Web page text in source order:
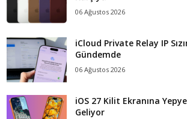
06 Ağustos 2026
iCloud Private Relay IP
Gündemde
06 Ağustos 2026
iOS 27 Kilit Ekranına
Geliyor